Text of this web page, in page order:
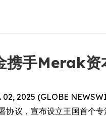
携手Merak资
2025 (GLOBE
协议，宣布设立王国首个